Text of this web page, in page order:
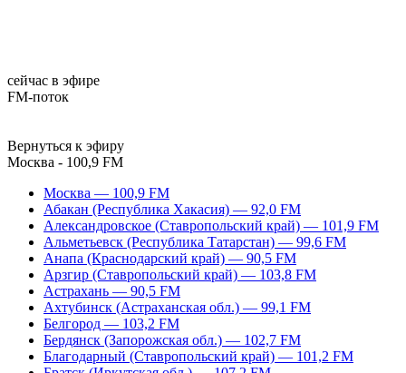
сейчас в эфире
FM-поток
Вернуться к эфиру
Москва - 100,9 FM
Москва — 100,9 FM
Абакан (Республика Хакасия) — 92,0 FM
Александровское (Ставропольский край) — 101,9 FM
Альметьевск (Республика Татарстан) — 99,6 FM
Анапа (Краснодарский край) — 90,5 FM
Арзгир (Ставропольский край) — 103,8 FM
Астрахань — 90,5 FM
Ахтубинск (Астраханская обл.) — 99,1 FM
Белгород — 103,2 FM
Бердянск (Запорожская обл.) — 102,7 FM
Благодарный (Ставропольский край) — 101,2 FM